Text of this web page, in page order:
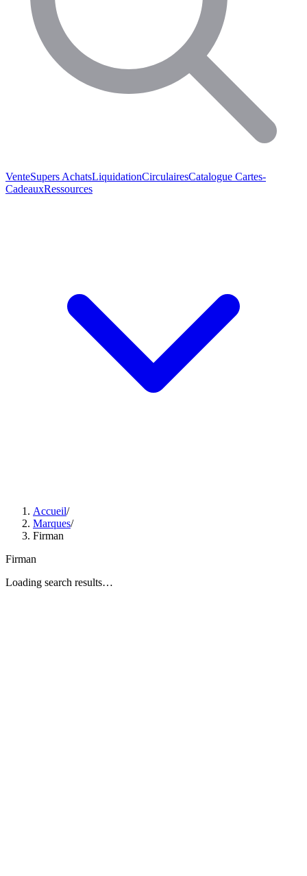
VenteSupers AchatsLiquidationCirculairesCatalogue Cartes-
CadeauxRessources
Accueil/
Marques/
Firman
Firman
Loading search results…